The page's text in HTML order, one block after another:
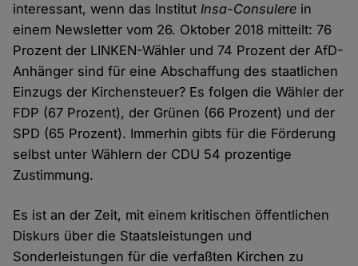
interessant, wenn das InstitutInsa-Consulere in
einem Newsletter vom 26. Oktober 2018 mitteilt: 76
Prozent der LINKEN-Wähler und 74 Prozent der AfD-
Anhänger sind für eine Abschaffung des staatlichen
Einzugs der Kirchensteuer? Es folgen die Wähler der
FDP (67 Prozent), der Grünen (66 Prozent) und der
SPD (65 Prozent). Immerhin gibts für die Förderung
selbst unter Wählern der CDU 54 prozentige
Zustimmung.
Es ist an der Zeit, mit einem kritischen öffentlichen
Diskurs über die Staatsleistungen und
Sonderleistungen für die verfaßten Kirchen zu